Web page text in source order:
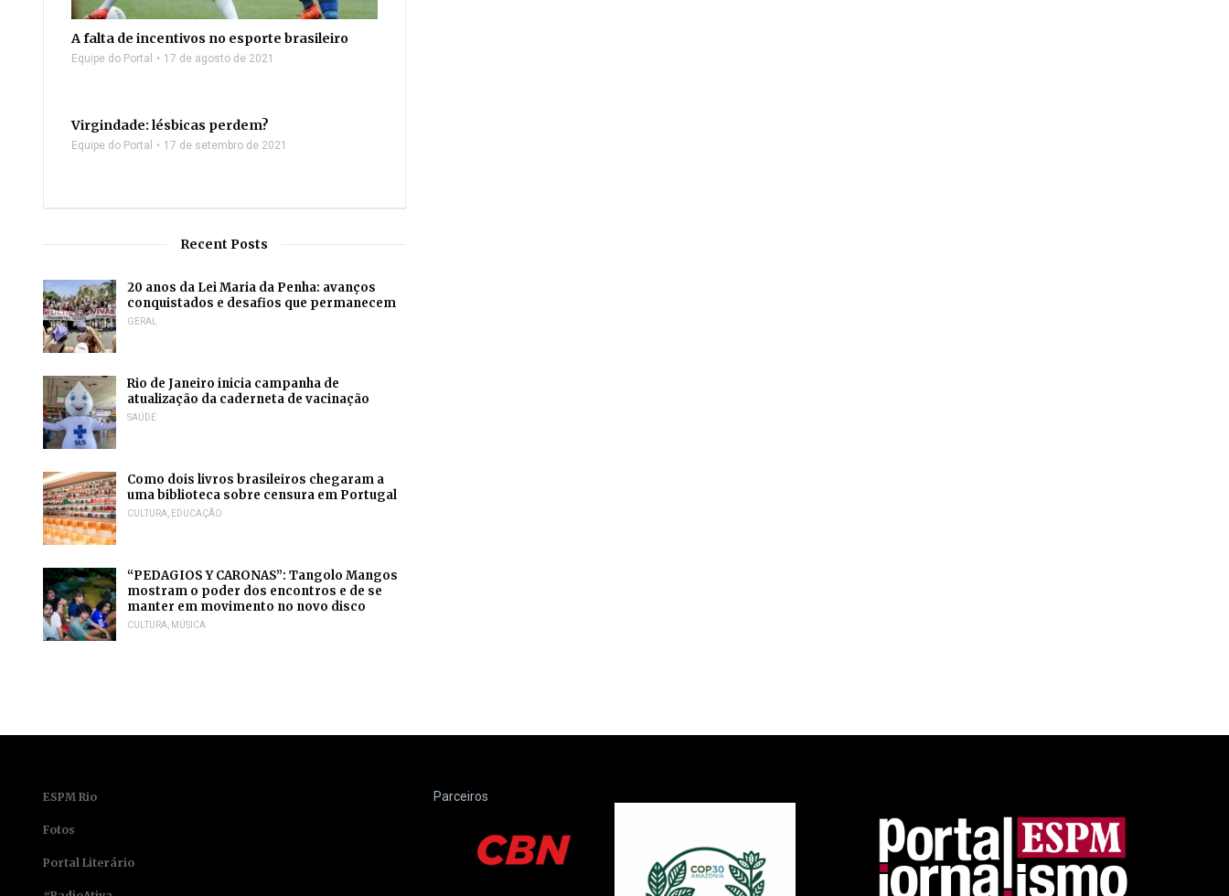
A falta de incentivos no esporte brasileiro
Equipe do Portal 17 de agosto de 2021
Virgindade: lésbicas perdem?
Equipe do Portal 17 de setembro de 2021
Recent Posts
20 anos da Lei Maria da Penha: avanços
conquistados e desafios que permanecem
GERAL
Rio de Janeiro inicia campanha de
atualização da caderneta de vacinação
SAÚDE
Como dois livros brasileiros chegaram a
uma biblioteca sobre censura em Portugal
CULTURA EDUCAÇÃO
“PEDAGIOS Y CARONAS”: Tangolo Mangos
mostram o poder dos encontros e de se
manter em movimento no novo disco
CULTURA MÚSICA
ESPM Rio
Fotos
Portal Literário
Parceiros